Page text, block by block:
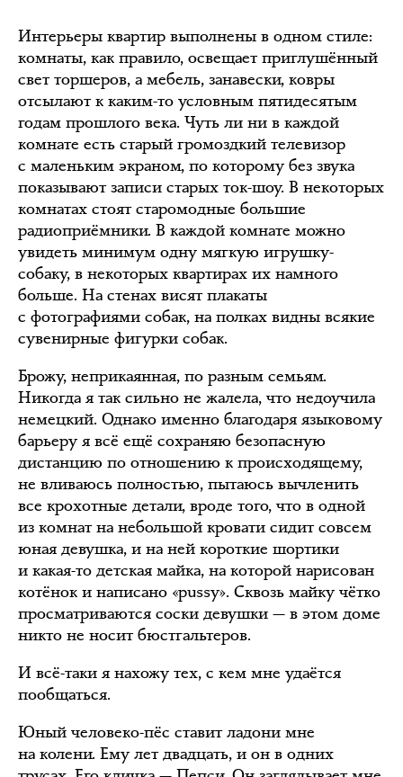
Интерьеры квартир выполнены в одном стиле:
комнаты, как правило, освещает приглушённый
свет торшеров, а мебель, занавески, ковры
отсылают к каким-то условным пятидесятым
годам прошлого века. Чуть ли ни в каждой
комнате есть старый громоздкий телевизор
с маленьким экраном, по которому без звука
показывают записи старых ток-шоу. В некоторых
комнатах стоят старомодные большие
радиоприёмники. В каждой комнате можно
увидеть минимум одну мягкую игрушку-
собаку, в некоторых квартирах их намного
больше. На стенах висят плакаты
с фотографиями собак, на полках видны всякие
сувенирные фигурки собак.
Брожу, неприкаянная, по разным семьям.
Никогда я так сильно не жалела, что недоучила
немецкий. Однако именно благодаря языковому
барьеру я всё ещё сохраняю безопасную
дистанцию по отношению к происходящему,
не вливаюсь полностью, пытаюсь вычленить
все крохотные детали, вроде того, что в одной
из комнат на небольшой кровати сидит совсем
юная девушка, и на ней короткие шортики
и какая-то детская майка, на которой нарисован
котёнок и написано «pussy». Сквозь майку чётко
просматриваются соски девушки — в этом доме
никто не носит бюстгальтеров.
И всё-таки я нахожу тех, с кем мне удаётся
пообщаться.
Юный человеко-пёс ставит ладони мне
на колени. Ему лет двадцать, и он в одних